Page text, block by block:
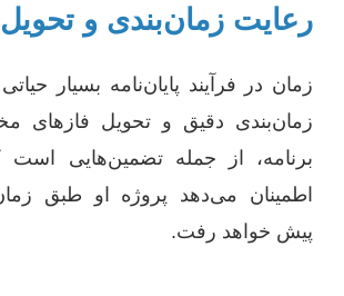
رعایت زمان‌بندی و
زمان در فرآیند پایان‌نامه بسیار
زمان‌بندی دقیق و تحویل فازهای
برنامه، از جمله تضمین‌هایی است
اطمینان می‌دهد پروژه او طبق
پیش خواهد رفت.